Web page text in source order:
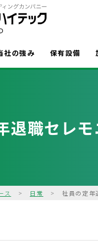
社の強み 保有設備
退職セレモ
ス > 日常 > 社員の定年